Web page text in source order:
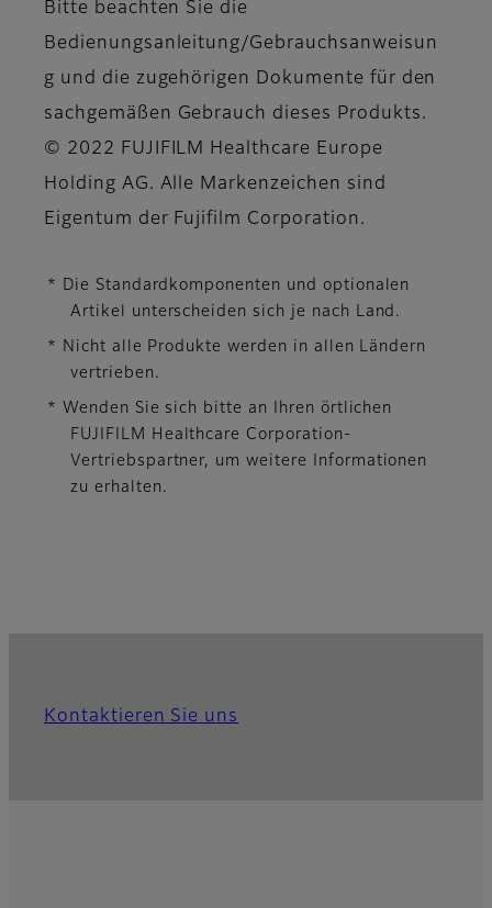
Bitte beachten Sie die
Bedienungsanleitung/Gebrauchsanweisun
g und die zugehörigen Dokumente für den
sachgemäßen Gebrauch dieses Produkts.
© 2022 FUJIFILM Healthcare Europe
Holding AG. Alle Markenzeichen sind
Eigentum der Fujifilm Corporation.
* Die Standardkomponenten und optionalen
Artikel unterscheiden sich je nach Land.
* Nicht alle Produkte werden in allen Ländern
vertrieben.
* Wenden Sie sich bitte an Ihren örtlichen
FUJIFILM Healthcare Corporation-
Vertriebspartner, um weitere Informationen
zu erhalten.
Kontaktieren Sie uns